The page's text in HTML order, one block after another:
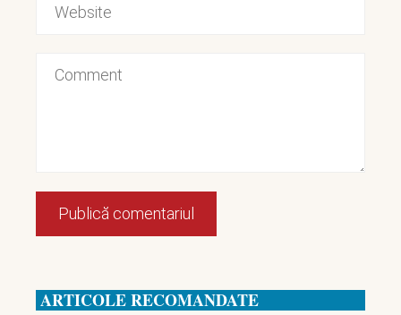
ARTICOLE RECOMANDATE